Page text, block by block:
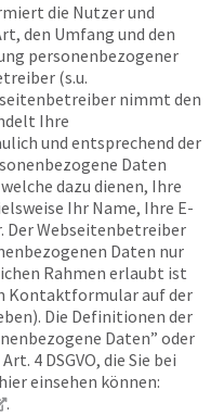
die Nutzer und
den Umfang und den
personenbezogener
(s.u.
nimmt den
Ihre
und entsprechend der
Daten
dazu dienen, Ihre
Ihr Name, Ihre E-
Der Webseitenbetreiber
Daten nur
Rahmen erlaubt ist
Kontaktformular auf der
Die Definitionen der
Daten” oder
4 DSGVO, die Sie bei
einsehen können:
.